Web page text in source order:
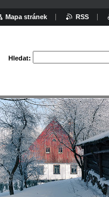
Hledat:
Mapa stránek RSS